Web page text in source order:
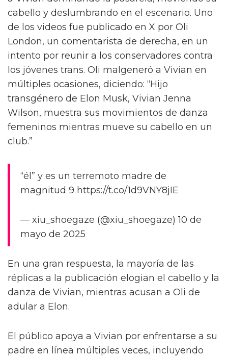
cabello y deslumbrando en el escenario. Uno
de los videos fue publicado en X por Oli
London, un comentarista de derecha, en un
intento por reunir a los conservadores contra
los jóvenes trans. Oli malgeneró a Vivian en
múltiples ocasiones, diciendo: “Hijo
transgénero de Elon Musk, Vivian Jenna
Wilson, muestra sus movimientos de danza
femeninos mientras mueve su cabello en un
club.”
“él” y es un terremoto madre de
magnitud 9 https://t.co/1d9VNY8jIE
— xiu_shoegaze (@xiu_shoegaze) 10 de
mayo de 2025
En una gran respuesta, la mayoría de las
réplicas a la publicación elogian el cabello y la
danza de Vivian, mientras acusan a Oli de
adular a Elon.
El público apoya a Vivian por enfrentarse a su
padre en línea múltiples veces, incluyendo